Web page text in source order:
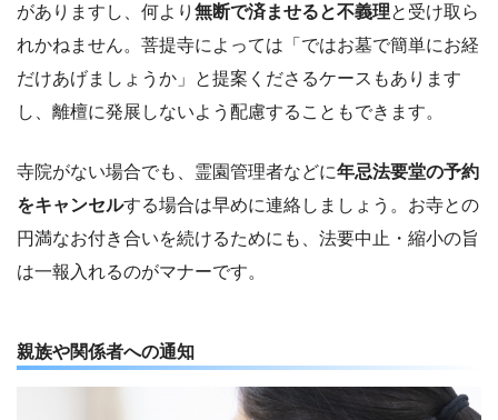
がありますし、何より 無断で済ませると不義理と受け取ら
れかねません。菩提寺によっては「ではお墓で簡単にお経
だけあげましょうか」と提案くださるケースもあります
し、離檀に発展しないよう配慮することもできます。
寺院がない場合でも、霊園管理者などに年忌法要堂の予約
をキャンセルする場合は早めに連絡しましょう。お寺との
円満なお付き合いを続けるためにも、法要中止・縮小の旨
は一報入れるのがマナーです。
親族や関係者への通知